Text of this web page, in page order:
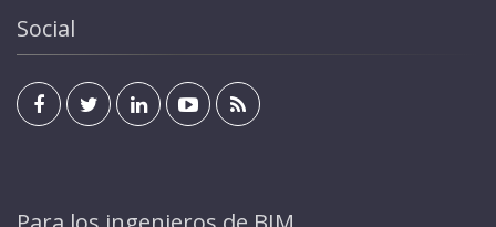
Social